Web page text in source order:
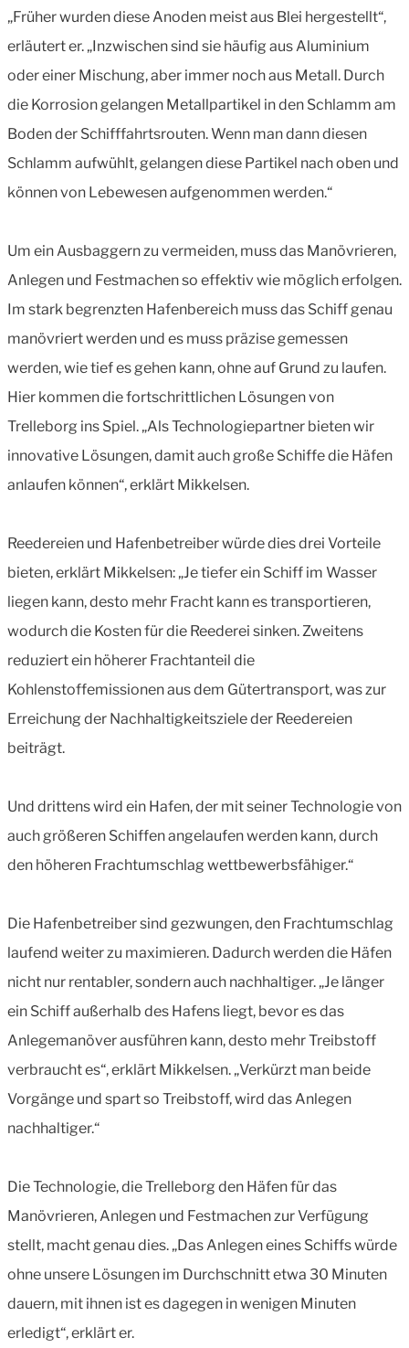
„Früher wurden diese Anoden meist aus Blei hergestellt“,
erläutert er. „Inzwischen sind sie häufig aus Aluminium
oder einer Mischung, aber immer noch aus Metall. Durch
die Korrosion gelangen Metallpartikel in den Schlamm am
Boden der Schifffahrtsrouten. Wenn man dann diesen
Schlamm aufwühlt, gelangen diese Partikel nach oben und
können von Lebewesen aufgenommen werden.“
Um ein Ausbaggern zu vermeiden, muss das Manövrieren,
Anlegen und Festmachen so effektiv wie möglich erfolgen.
Im stark begrenzten Hafenbereich muss das Schiff genau
manövriert werden und es muss präzise gemessen
werden, wie tief es gehen kann, ohne auf Grund zu laufen.
Hier kommen die fortschrittlichen Lösungen von
Trelleborg ins Spiel. „Als Technologiepartner bieten wir
innovative Lösungen, damit auch große Schiffe die Häfen
anlaufen können“, erklärt Mikkelsen.
Reedereien und Hafenbetreiber würde dies drei Vorteile
bieten, erklärt Mikkelsen: „Je tiefer ein Schiff im Wasser
liegen kann, desto mehr Fracht kann es transportieren,
wodurch die Kosten für die Reederei sinken. Zweitens
reduziert ein höherer Frachtanteil die
Kohlenstoffemissionen aus dem Gütertransport, was zur
Erreichung der Nachhaltigkeitsziele der Reedereien
beiträgt.
Und drittens wird ein Hafen, der mit seiner Technologie von
auch größeren Schiffen angelaufen werden kann, durch
den höheren Frachtumschlag wettbewerbsfähiger.“
Die Hafenbetreiber sind gezwungen, den Frachtumschlag
laufend weiter zu maximieren. Dadurch werden die Häfen
nicht nur rentabler, sondern auch nachhaltiger. „Je länger
ein Schiff außerhalb des Hafens liegt, bevor es das
Anlegemanöver ausführen kann, desto mehr Treibstoff
verbraucht es“, erklärt Mikkelsen. „Verkürzt man beide
Vorgänge und spart so Treibstoff, wird das Anlegen
nachhaltiger.“
Die Technologie, die Trelleborg den Häfen für das
Manövrieren, Anlegen und Festmachen zur Verfügung
stellt, macht genau dies. „Das Anlegen eines Schiffs würde
ohne unsere Lösungen im Durchschnitt etwa 30 Minuten
dauern, mit ihnen ist es dagegen in wenigen Minuten
erledigt“, erklärt er.